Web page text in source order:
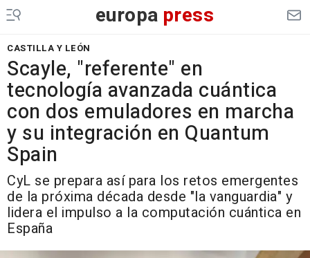
europa press
CASTILLA Y LEÓN
Scayle, "referente" en
tecnología avanzada cuántica
con dos emuladores en marcha
y su integración en Quantum
Spain
CyL se prepara así para los retos emergentes
de la próxima década desde "la vanguardia" y
lidera el impulso a la computación cuántica en
España